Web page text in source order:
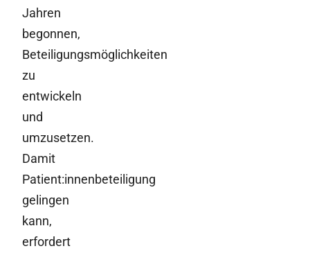
Jahren
begonnen,
Beteiligungsmöglichkeiten
zu
entwickeln
und
umzusetzen.
Damit
Patient:innenbeteiligung
gelingen
kann,
erfordert